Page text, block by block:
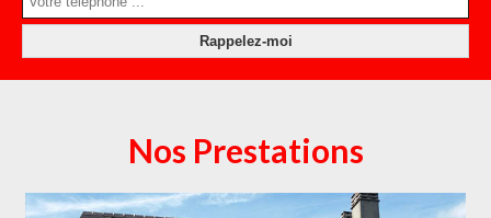
Nos Prestations